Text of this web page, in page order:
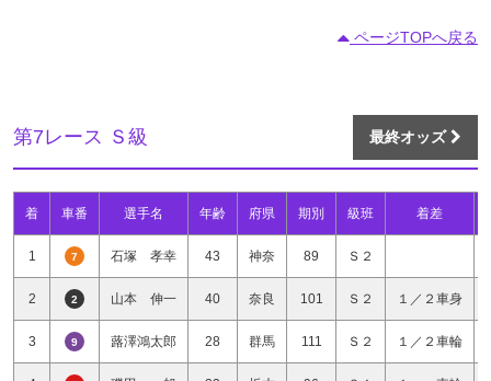
ページTOPへ戻る
第7レース Ｓ級 最終オッズ
着 車番 選手名 年齢 府県 期別 級班 着差
1 7 石塚 孝幸 43 神奈 89 Ｓ２
2 2 山本 伸一 40 奈良 101 Ｓ２ １／２車身
3 9 蕗澤鴻太郎 28 群馬 111 Ｓ２ １／２車輪